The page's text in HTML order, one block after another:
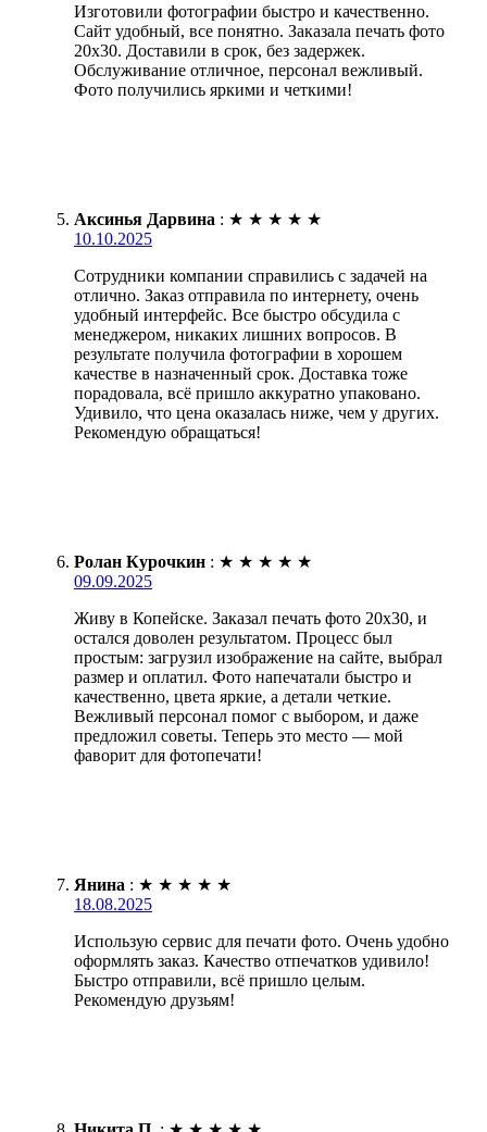
Изготовили фотографии быстро и качественно.
Сайт удобный, все понятно. Заказала печать фото
20х30. Доставили в срок, без задержек.
Обслуживание отличное, персонал вежливый.
Фото получились яркими и четкими!
Аксинья Дарвина : ★ ★ ★ ★ ★
10.10.2025
Сотрудники компании справились с задачей на
отлично. Заказ отправила по интернету, очень
удобный интерфейс. Все быстро обсудила с
менеджером, никаких лишних вопросов. В
результате получила фотографии в хорошем
качестве в назначенный срок. Доставка тоже
порадовала, всё пришло аккуратно упаковано.
Удивило, что цена оказалась ниже, чем у других.
Рекомендую обращаться!
Ролан Курочкин : ★ ★ ★ ★ ★
09.09.2025
Живу в Копейске. Заказал печать фото 20х30, и
остался доволен результатом. Процесс был
простым: загрузил изображение на сайте, выбрал
размер и оплатил. Фото напечатали быстро и
качественно, цвета яркие, а детали четкие.
Вежливый персонал помог с выбором, и даже
предложил советы. Теперь это место — мой
фаворит для фотопечати!
Янина : ★ ★ ★ ★ ★
18.08.2025
Использую сервис для печати фото. Очень удобно
оформлять заказ. Качество отпечатков удивило!
Быстро отправили, всё пришло целым.
Рекомендую друзьям!